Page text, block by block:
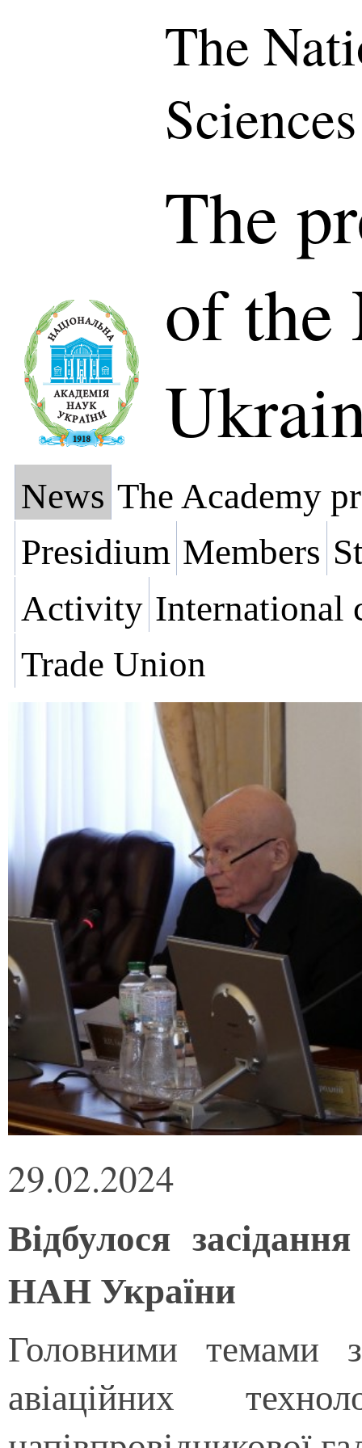
The
The
of the
News The Academy
Presidium Members
Activity International
Trade Union
29.02.2024
Відбулося
НАН України
Головними темами
авіаційних